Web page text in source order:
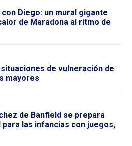
Diego: un mural gigante
de Maradona al ritmo de
de vulneración de
mayores
de Banfield se prepara
para las infancias con juegos,